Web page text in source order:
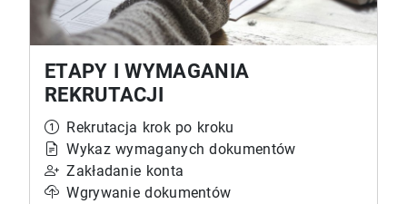
ETAPY I WYMAGANIA
REKRUTACJI
Rekrutacja krok po kroku
Wykaz wymaganych dokumentów
Zakładanie konta
Wgrywanie dokumentów